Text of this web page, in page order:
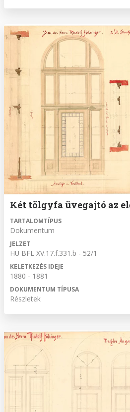
Két tölgyfa üvegajtó az
TARTALOMTÍPUS
Dokumentum
JELZET
HU BFL XV.17.f.331.b - 52/1
KELETKEZÉS IDEJE
1880 - 1881
DOKUMENTUM TÍPUSA
Részletek